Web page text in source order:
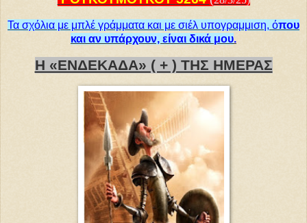
Τα σχόλια με μπλέ γράμματα και με σιέλ υπογραμμιση, όπου
και αν υπάρχουν, είναι δικά μου.
Η «ΕΝΔΕΚΑΔΑ» ( + ) ΤΗΣ ΗΜΕΡΑΣ